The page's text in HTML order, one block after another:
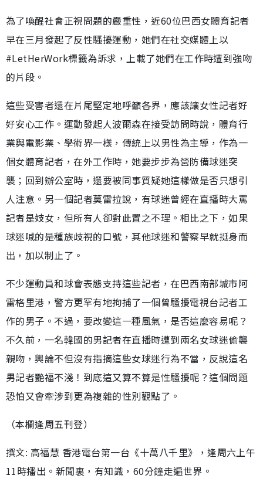
為了喚醒社會正視問題的嚴重性，近60位巴西女體育記者
早在三月發起了反性騷擾運動，她們在社交媒體上以
#LetHerWork標籤為訴求，上載了她們在工作時遭到強吻
的片段。
這些受害者還在片尾堅定地呼籲各界，應該讓女性記者好
好安心工作。運動發起人波爾森在接受訪問時說，體育行
業與電影業、學術界一樣，傳統上以男性為主導，作為一
個女體育記者，在外工作時，她要步步為營防備球迷突
襲；回到辦公室時，還要被同事質疑她這樣做是否只想引
人注意。另一個記者莫雷拉說，有球迷曾經在直播時大罵
記者是妓女，但所有人卻對此置之不理。相比之下，如果
球迷喊的是種族歧視的口號，其他球迷和警察早就挺身而
出，加以制止了。
不少運動員和球會表態支持這些記者，在巴西南部城市阿
雷格里港，警方更罕有地拘捕了一個曾騷擾電視台記者工
作的男子。不過，要改變這一種風氣，是否這麼容易呢？
不久前，一名韓國的男記者在直播時遭到兩名女球迷偷襲
親吻，輿論不但沒有指摘這些女球迷行為不當，反說這名
男記者艷福不淺！到底這又算不算是性騷擾呢？這個問題
恐怕又會牽涉到更為複雜的性別觀點了。
（本欄逢周五刊登）
撰文: 高福慧 香港電台第一台《十萬八千里》，逢周六上午
11時播出。新聞裏，有知識，60分鐘走遍世界。